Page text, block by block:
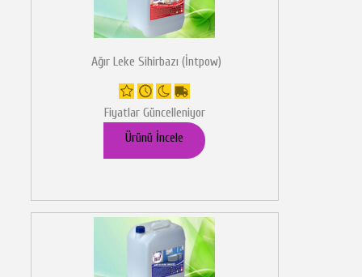
Ağır Leke Sihirbazı (İntpow)
Fiyatlar Güncelleniyor
Ürünü İncele